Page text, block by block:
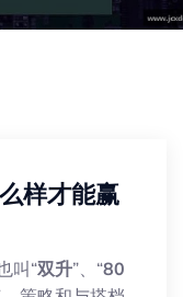
样才能赢
叫“双升”、“80